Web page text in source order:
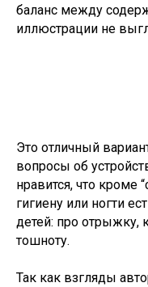
баланс между
иллюстрации не
Это отличный
вопросы об
нравится, что кроме
гигиену или ногти
детей: про отрыжку,
тошноту.
Так как взгляды